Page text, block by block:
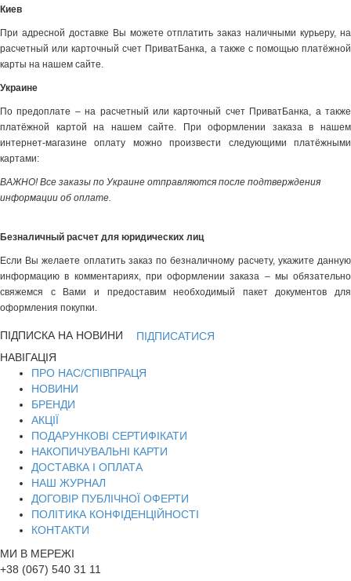
Киев
При адресной доставке Вы можете отплатить заказ наличными курьеру, на
расчетный или карточный счет ПриватБанка, а также с помощью платёжной
карты на нашем сайте.
Украине
По предоплате – на расчетный или карточный счет ПриватБанка, а также
платёжной картой на нашем сайте. При оформлении заказа в нашем
интернет-магазине оплату можно произвести следующими платёжными
картами:
ВАЖНО! Все заказы по Украине отправляются после подтверждения
информации об оплате.
Безналичный расчет для юридических лиц
Если Вы желаете оплатить заказ по безналичному расчету, укажите данную
информацию в комментариях, при оформлении заказа – мы обязательно
свяжемся с Вами и предоставим необходимый пакет документов для
оформления покупки.
ПІДПИСКА НА НОВИНИ
ПІДПИСАТИСЯ
НАВІГАЦІЯ
ПРО НАС/СПІВПРАЦЯ
НОВИНИ
БРЕНДИ
АКЦІЇ
ПОДАРУНКОВІ СЕРТИФІКАТИ
НАКОПИЧУВАЛЬНІ КАРТИ
ДОСТАВКА І ОПЛАТА
НАШ ЖУРНАЛ
ДОГОВІР ПУБЛІЧНОЇ ОФЕРТИ
ПОЛІТИКА КОНФІДЕНЦІЙНОСТІ
КОНТАКТИ
МИ В МЕРЕЖІ
+38 (067) 540 31 11